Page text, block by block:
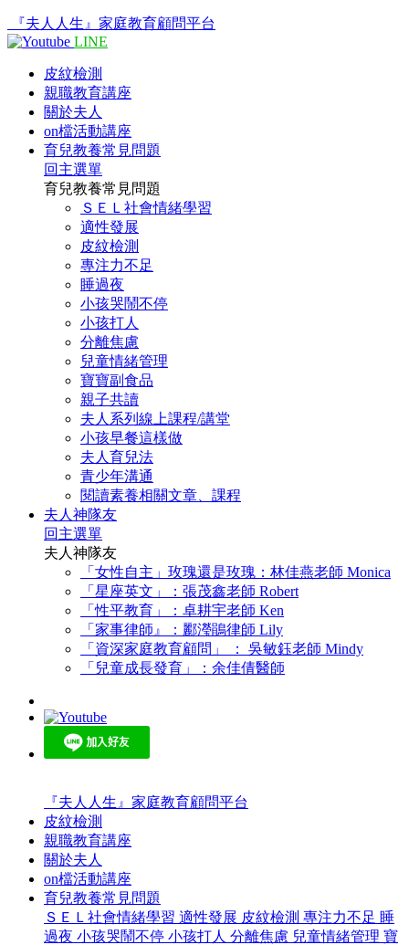
『夫人人生』家庭教育顧問平台
LINE
皮紋檢測
親職教育講座
關於夫人
on檔活動講座
育兒教養常見問題
回主選單
育兒教養常見問題
ＳＥＬ社會情緒學習
適性發展
皮紋檢測
專注力不足
睡過夜
小孩哭鬧不停
小孩打人
分離焦慮
兒童情緒管理
寶寶副食品
親子共讀
夫人系列線上課程/講堂
小孩早餐這樣做
夫人育兒法
青少年溝通
閱讀素養相關文章、課程
夫人神隊友
回主選單
夫人神隊友
「女性自主」玫瑰還是玫瑰：林佳燕老師 Monica
「星座英文」：張茂鑫老師 Robert
「性平教育」：卓耕宇老師 Ken
「家事律師』：酈瀅鵑律師 Lily
「資深家庭教育顧問」 ： 吳敏鈺老師 Mindy
「兒童成長發育」：余佳倩醫師
『夫人人生』家庭教育顧問平台
皮紋檢測
親職教育講座
關於夫人
on檔活動講座
育兒教養常見問題
ＳＥＬ社會情緒學習 適性發展 皮紋檢測 專注力不足 睡
過夜 小孩哭鬧不停 小孩打人 分離焦慮 兒童情緒管理 寶